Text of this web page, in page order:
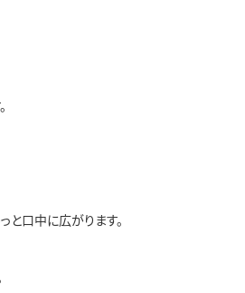
口中に広がります。